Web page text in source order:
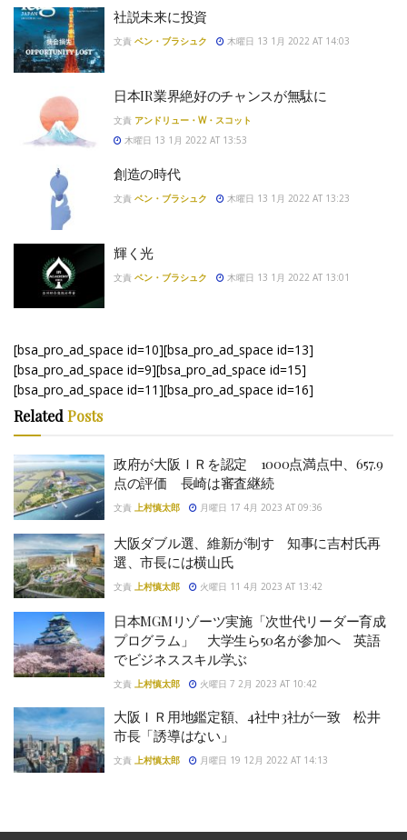
社説未来に投資
文責 ベン・ブラシュク 木曜日 13 1月 2022 AT 14:03
日本IR業界絶好のチャンスが無駄に
文責 アンドリュー・W・スコット
木曜日 13 1月 2022 AT 13:53
創造の時代
文責 ベン・ブラシュク 木曜日 13 1月 2022 AT 13:23
輝く光
文責 ベン・ブラシュク 木曜日 13 1月 2022 AT 13:01
[bsa_pro_ad_space id=10][bsa_pro_ad_space id=13]
[bsa_pro_ad_space id=9][bsa_pro_ad_space id=15]
[bsa_pro_ad_space id=11][bsa_pro_ad_space id=16]
Related Posts
政府が大阪ＩＲを認定 1000点満点中、657.9
点の評価 長崎は審査継続
文責 上村慎太郎 月曜日 17 4月 2023 AT 09:36
大阪ダブル選、維新が制す 知事に吉村氏再
選、市長には横山氏
文責 上村慎太郎 火曜日 11 4月 2023 AT 13:42
日本MGMリゾーツ実施「次世代リーダー育成
プログラム」 大学生ら50名が参加へ 英語
でビジネススキル学ぶ
文責 上村慎太郎 火曜日 7 2月 2023 AT 10:42
大阪ＩＲ用地鑑定額、4社中3社が一致 松井
市長「誘導はない」
文責 上村慎太郎 月曜日 19 12月 2022 AT 14:13